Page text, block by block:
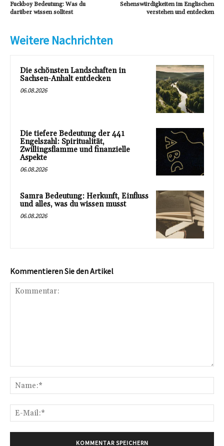
Fuckboy Bedeutung: Was du
darüber wissen solltest
Sehenswürdigkeiten im Englischen
verstehen und entdecken
Weitere Nachrichten
Die schönsten Landschaften in
Sachsen-Anhalt entdecken
06.08.2026
Die tiefere Bedeutung der 441
Engelszahl: Spiritualität,
Zwillingsflamme und finanzielle
Aspekte
06.08.2026
Samra Bedeutung: Herkunft, Einfluss
und alles, was du wissen musst
06.08.2026
Kommentieren Sie den Artikel